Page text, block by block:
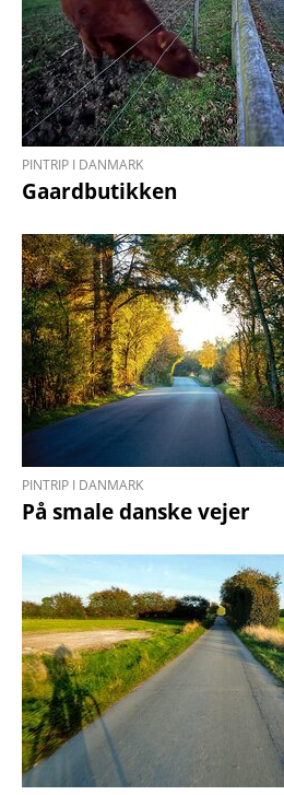
PINTRIP I DANMARK
Gaardbutikken
PINTRIP I DANMARK
På smale danske vejer